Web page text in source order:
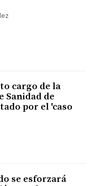
cargo de la
Sanidad de
por el 'caso
se esforzará